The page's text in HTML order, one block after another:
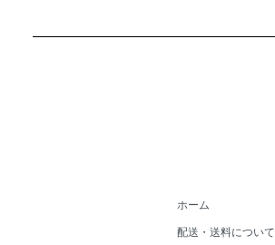
ホーム
配送・送料について